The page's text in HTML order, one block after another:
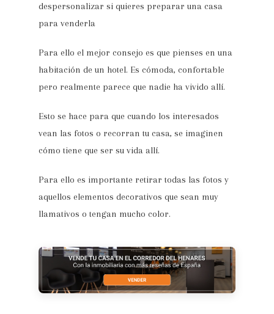
despersonalizar si quieres preparar una casa
para venderla
Para ello el mejor consejo es que pienses en una
habitación de un hotel. Es cómoda, confortable
pero realmente parece que nadie ha vivido allí.
Esto se hace para que cuando los interesados
vean las fotos o recorran tu casa, se imaginen
cómo tiene que ser su vida allí.
Para ello es importante retirar todas las fotos y
aquellos elementos decorativos que sean muy
llamativos o tengan mucho color.